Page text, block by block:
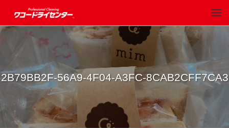
2B79BB2F-56A9-4F04-A3FC-8CAB2CFF7CA3